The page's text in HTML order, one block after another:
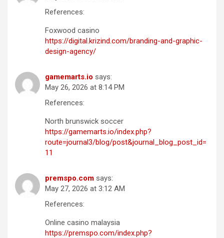
References:
Foxwood casino
https://digital.krizind.com/branding-and-graphic-
design-agency/
gamemarts.io says:
May 26, 2026 at 8:14 PM
References:
North brunswick soccer
https://gamemarts.io/index.php?
route=journal3/blog/post&journal_blog_post_id=
11
premspo.com says:
May 27, 2026 at 3:12 AM
References:
Online casino malaysia
https://premspo.com/index.php?